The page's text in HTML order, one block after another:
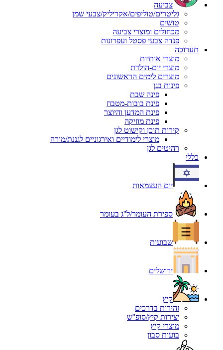
צביעה
גליטרים/טוליפים/אקריליק/צבעי שמן
טושים
מכחולים ומוצרי צביעה
פנדה צבעי פסטל ועפרונות
תערוכה
מוצרי אותיות
מוצרי יום-הולדת
מוצרים לימים הראשונים
פינות בגן
פינה שבת
פינת בובות-מטבח
פינת המדען והיוצר
פינת מוזיקה
קירות תוכן וקישוט לגן
מוצרי לימודיים ואירגוניים לגננת/מורה
רהיטים לגן
כללי
יום העצמאות
ספירת העומר/ל''ג בעומר
שבועות
ירושלים
קיץ
זהירות בדרכים
יצירות קיץ/סופ''ש
מוצרי קיץ
בועות סבון